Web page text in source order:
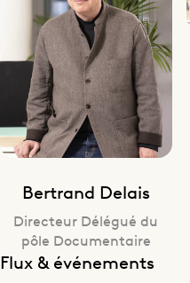
Bertrand Delais
Directeur Délégué du
pôle Documentaire
Flux & événements